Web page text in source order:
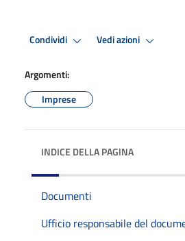
Condividi Vedi azioni
Argomenti:
Imprese
INDICE DELLA PAGINA
Documenti
Ufficio responsabile del